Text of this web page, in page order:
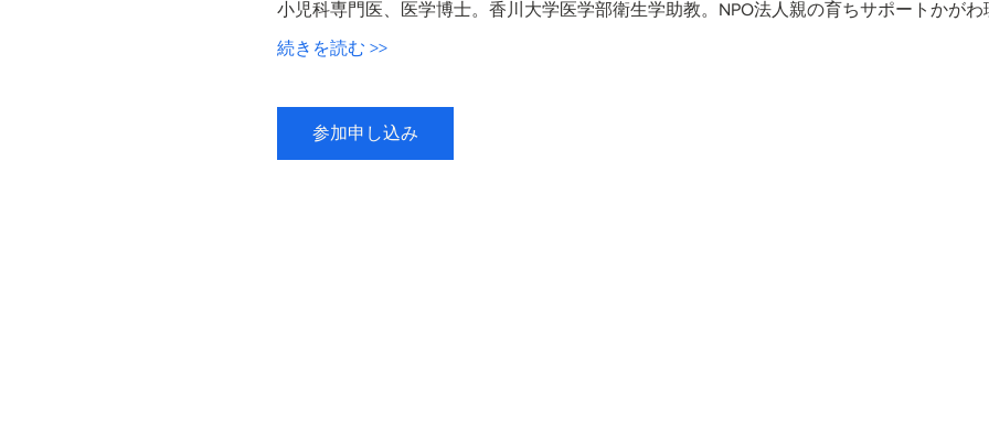
小児科専門医、医学博士。香川大学医学部衛生学助教。NPO法人親の育ちサポートかがわ
続きを読む >>
参加申し込み